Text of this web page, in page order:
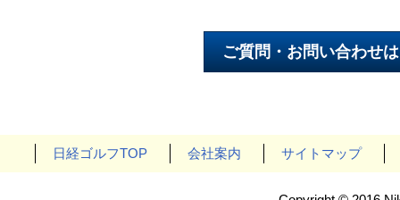
日経ゴルフTOP 会社案内 サイトマップ